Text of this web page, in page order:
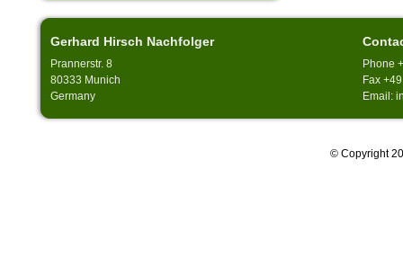
Gerhard Hirsch Nachfolger
Prannerstr. 8
80333 Munich
Germany
Phone
Fax
Email:
© Copyright